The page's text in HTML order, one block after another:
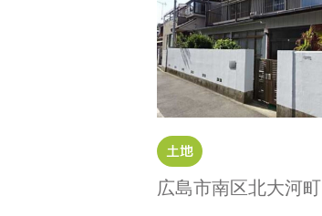
土地
広島市南区北大河町